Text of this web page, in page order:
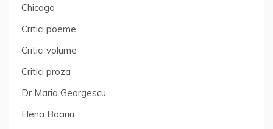
Chicago
Critici poeme
Critici volume
Critici proza
Dr Maria Georgescu
Elena Boariu